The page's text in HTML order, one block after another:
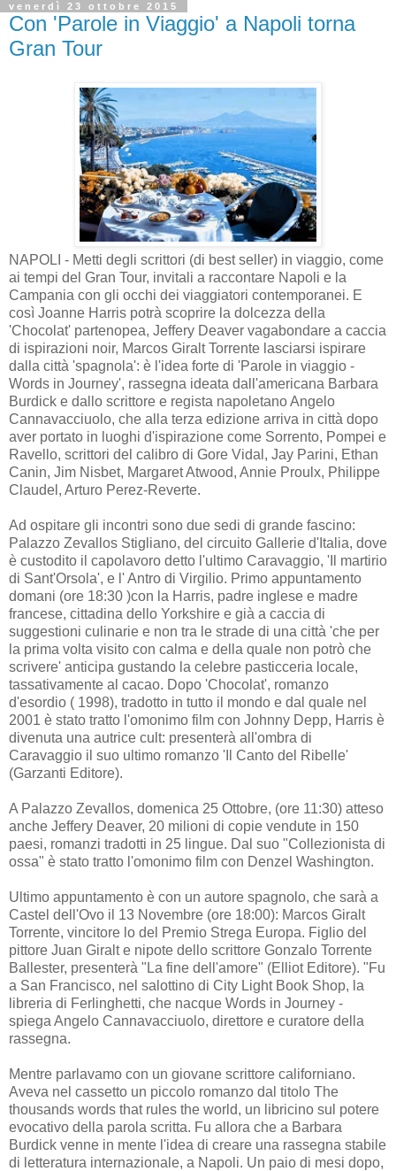
venerdì 23 ottobre 2015
Con 'Parole in Viaggio' a Napoli torna
Gran Tour
NAPOLI - Metti degli scrittori (di best seller) in viaggio, come
ai tempi del Gran Tour, invitali a raccontare Napoli e la
Campania con gli occhi dei viaggiatori contemporanei. E
così Joanne Harris potrà scoprire la dolcezza della
'Chocolat' partenopea, Jeffery Deaver vagabondare a caccia
di ispirazioni noir, Marcos Giralt Torrente lasciarsi ispirare
dalla città 'spagnola': è l'idea forte di 'Parole in viaggio -
Words in Journey', rassegna ideata dall'americana Barbara
Burdick e dallo scrittore e regista napoletano Angelo
Cannavacciuolo, che alla terza edizione arriva in città dopo
aver portato in luoghi d'ispirazione come Sorrento, Pompei e
Ravello, scrittori del calibro di Gore Vidal, Jay Parini, Ethan
Canin, Jim Nisbet, Margaret Atwood, Annie Proulx, Philippe
Claudel, Arturo Perez-Reverte.
Ad ospitare gli incontri sono due sedi di grande fascino:
Palazzo Zevallos Stigliano, del circuito Gallerie d'Italia, dove
è custodito il capolavoro detto l'ultimo Caravaggio, 'Il martirio
di Sant'Orsola', e l' Antro di Virgilio. Primo appuntamento
domani (ore 18:30 )con la Harris, padre inglese e madre
francese, cittadina dello Yorkshire e già a caccia di
suggestioni culinarie e non tra le strade di una città 'che per
la prima volta visito con calma e della quale non potrò che
scrivere' anticipa gustando la celebre pasticceria locale,
tassativamente al cacao. Dopo 'Chocolat', romanzo
d'esordio ( 1998), tradotto in tutto il mondo e dal quale nel
2001 è stato tratto l'omonimo film con Johnny Depp, Harris è
divenuta una autrice cult: presenterà all'ombra di
Caravaggio il suo ultimo romanzo 'Il Canto del Ribelle'
(Garzanti Editore).
A Palazzo Zevallos, domenica 25 Ottobre, (ore 11:30) atteso
anche Jeffery Deaver, 20 milioni di copie vendute in 150
paesi, romanzi tradotti in 25 lingue. Dal suo "Collezionista di
ossa" è stato tratto l'omonimo film con Denzel Washington.
Ultimo appuntamento è con un autore spagnolo, che sarà a
Castel dell'Ovo il 13 Novembre (ore 18:00): Marcos Giralt
Torrente, vincitore lo del Premio Strega Europa. Figlio del
pittore Juan Giralt e nipote dello scrittore Gonzalo Torrente
Ballester, presenterà "La fine dell'amore" (Elliot Editore). "Fu
a San Francisco, nel salottino di City Light Book Shop, la
libreria di Ferlinghetti, che nacque Words in Journey -
spiega Angelo Cannavacciuolo, direttore e curatore della
rassegna.
Mentre parlavamo con un giovane scrittore californiano.
Aveva nel cassetto un piccolo romanzo dal titolo The
thousands words that rules the world, un libricino sul potere
evocativo della parola scritta. Fu allora che a Barbara
Burdick venne in mente l'idea di creare una rassegna stabile
di letteratura internazionale, a Napoli. Un paio di mesi dopo,